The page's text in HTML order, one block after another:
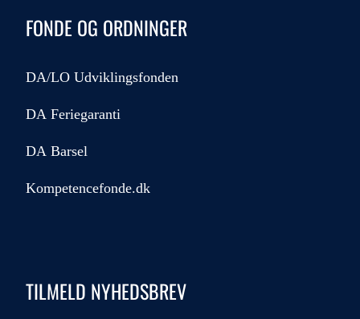
FONDE OG ORDNINGER
DA/LO Udviklingsfonden
DA Feriegaranti
DA Barsel
Kompetencefonde.dk
TILMELD NYHEDSBREV